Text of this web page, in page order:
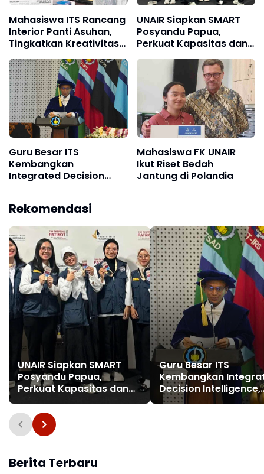
Mahasiswa ITS Rancang
Interior Panti Asuhan,
Tingkatkan Kreativitas
Balita Lewat Open-
Ended Play
UNAIR Siapkan SMART
Posyandu Papua,
Perkuat Kapasitas dan
Ekonomi Kader di Prafi
Guru Besar ITS
Kembangkan
Integrated Decision
Keuangan
Mahasiswa FK UNAIR
Ikut Riset Bedah
Jantung di Polandia
Rekomendasi
UNAIR Siapkan SMART
Posyandu Papua,
Perkuat Kapasitas dan
Ekonomi Kader di Prafi
Guru Besar ITS
Kembangkan
Decision Intelligence,
Prediksi Krisis
Berita Terbaru